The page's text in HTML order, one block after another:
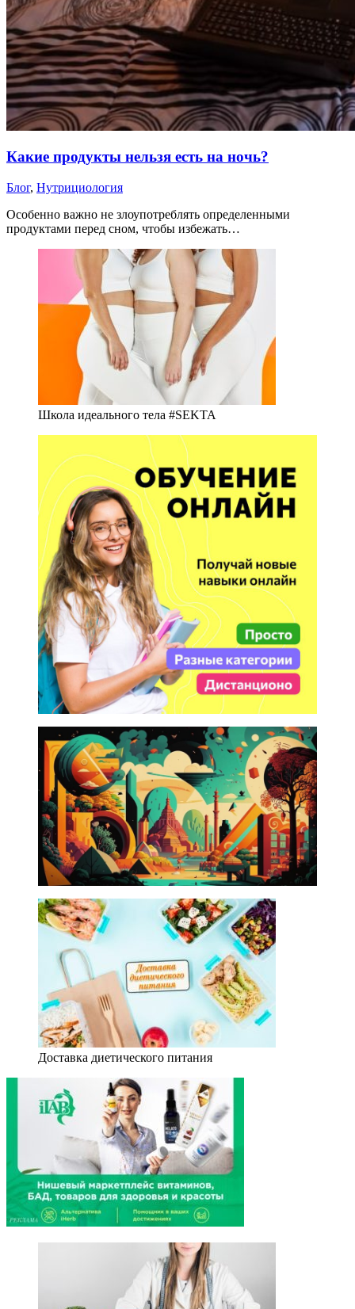
Какие продукты нельзя есть на ночь?
Блог, Нутрициология
Особенно важно не злоупотреблять определенными
продуктами перед сном, чтобы избежать…
Школа идеального тела #SEKTA
Доставка диетического питания